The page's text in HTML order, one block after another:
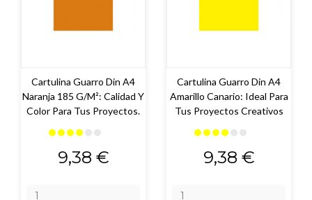
Cartulina Guarro Din A4
Naranja 185 G/m²: Calidad Y
Color Para Tus Proyectos.
Precio
9,38 €
Cartulina Guarro Din A4
Amarillo Canario: Ideal Para
Tus Proyectos Creativos
Precio
9,38 €